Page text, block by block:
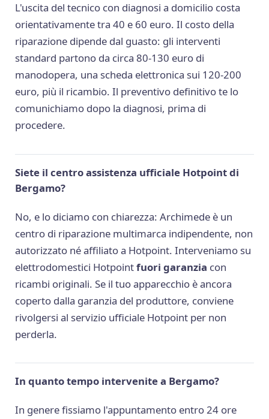
L'uscita del tecnico con diagnosi a domicilio costa
orientativamente tra 40 e 60 euro. Il costo della
riparazione dipende dal guasto: gli interventi
standard partono da circa 80-130 euro di
manodopera, una scheda elettronica sui 120-200
euro, più il ricambio. Il preventivo definitivo te lo
comunichiamo dopo la diagnosi, prima di
procedere.
Siete il centro assistenza ufficiale Hotpoint di
Bergamo?
No, e lo diciamo con chiarezza: Archimede è un
centro di riparazione multimarca indipendente, non
autorizzato né affiliato a Hotpoint. Interveniamo su
elettrodomestici Hotpointfuori garanzia con
ricambi originali. Se il tuo apparecchio è ancora
coperto dalla garanzia del produttore, conviene
rivolgersi al servizio ufficiale Hotpoint per non
perderla.
In quanto tempo intervenite a Bergamo?
In genere fissiamo l'appuntamento entro 24 ore